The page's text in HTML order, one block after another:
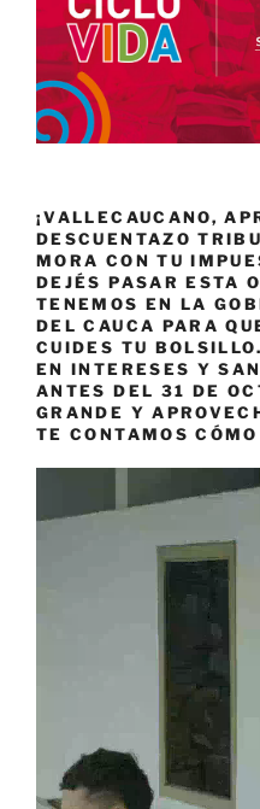
¡VALLECAUCANO,
DESCUENTAZO
MORA CON TU
DEJÉS PASAR ESTA
TENEMOS EN LA
DEL CAUCA PARA
CUIDES TU
EN INTERESES Y
ANTES DEL 31 DE
GRANDE Y
TE CONTAMOS